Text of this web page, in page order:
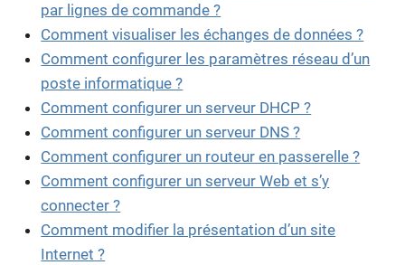
par lignes de commande ?
Comment visualiser les échanges de données ?
Comment configurer les paramètres réseau d’un
poste informatique ?
Comment configurer un serveur DHCP ?
Comment configurer un serveur DNS ?
Comment configurer un routeur en passerelle ?
Comment configurer un serveur Web et s’y
connecter ?
Comment modifier la présentation d’un site
Internet ?